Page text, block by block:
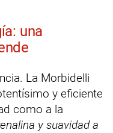
una
La Morbidelli
y eficiente
como a la
y suavidad a